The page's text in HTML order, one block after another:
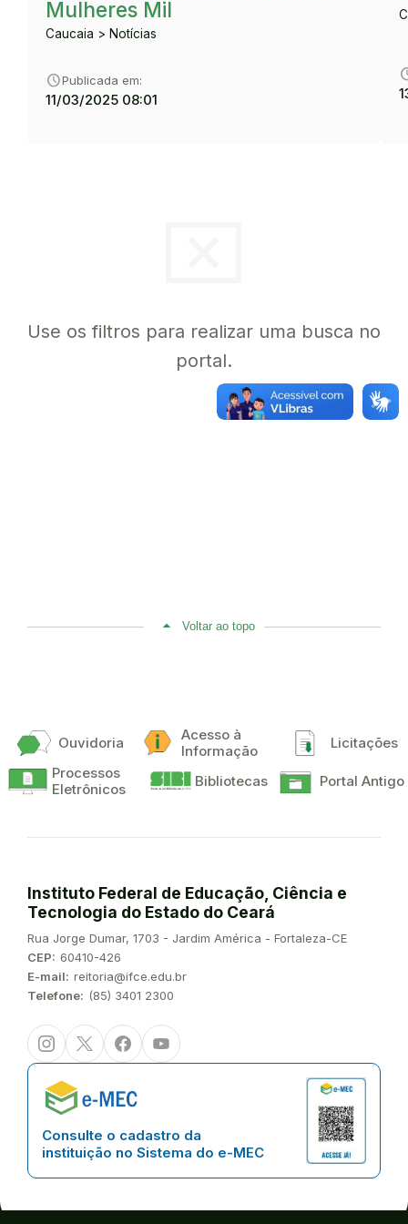
Mulheres Mil
Caucaia > Notícias
schedulePublicada em:
11/03/2025 08:01
Use os filtros para realizar uma busca no
portal.
Voltar ao topo
Ouvidoria
Acesso à
Informação
Licitações
Processos
Eletrônicos
Bibliotecas Portal Antigo
Instituto Federal de Educação, Ciência e
Tecnologia do Estado do Ceará
Endereço:
Rua Jorge Dumar, 1703 - Jardim América - Fortaleza-CE
CEP: 60410-426
E-mail: reitoria@ifce.edu.br
Telefone: (85) 3401 2300
InstagramTwitter/XFacebookYoutube
Consulte o cadastro da
instituição no Sistema do e-MEC